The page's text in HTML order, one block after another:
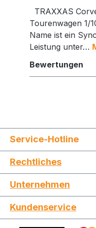
Jetzt die
TRAXXAS
Tourenwagen 1/
Name ist ein
Leistung unter…
Bewertungen
Service-Hotline
Rechtliches
Unternehmen
Kundenservice